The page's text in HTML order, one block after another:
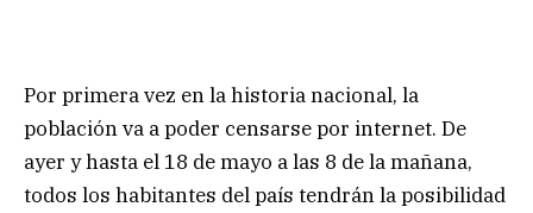
Por primera vez en la historia nacional, la
población va a poder censarse por internet. De
ayer y hasta el 18 de mayo a las 8 de la mañana,
todos los habitantes del país tendrán la posibilidad